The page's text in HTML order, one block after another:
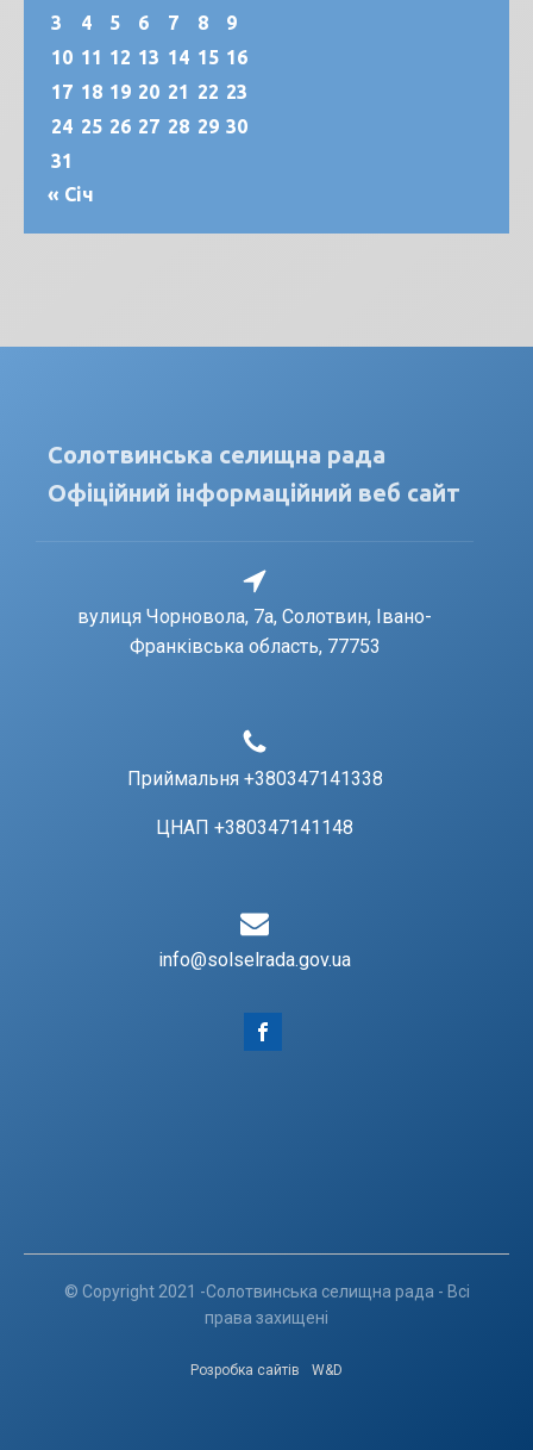
3
4 5 6 7 8
9
10 11 12 13 14 15 16
17 18 19 20 21 22 23
24 25 26 27 28 29 30
31
« Січ
Солотвинська селищна рада
Офіційний інформаційний веб сайт
вулиця Чорновола, 7a, Солотвин, Івано-
Франківська область, 77753
Приймальня +380347141338
ЦНАП +380347141148
info@solselrada.gov.ua
© Copyright 2021 -Солотвинська селищна рада - Всі
права захищені
Розробка сайтів W&D